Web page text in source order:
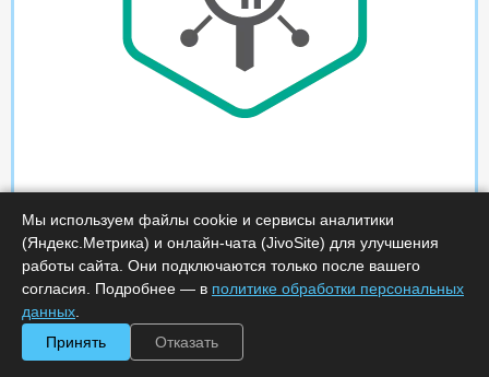
Мы используем файлы cookie и сервисы аналитики
(Яндекс.Метрика) и онлайн-чата (JivoSite) для улучшения
работы сайта. Они подключаются только после вашего
согласия. Подробнее — в политике обработки персональных
данных
Принять
Отказать